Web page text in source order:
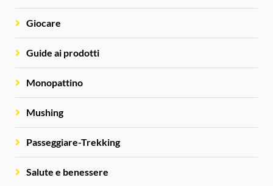
Giocare
Guide ai prodotti
Monopattino
Mushing
Passeggiare-Trekking
Salute e benessere